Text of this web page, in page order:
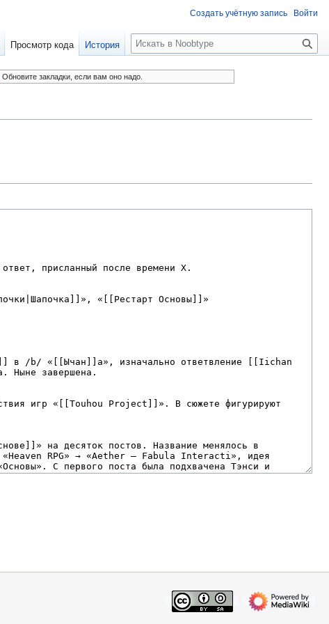
. Обновите закладки, если вам оно надо.
Создать учётную запись Войти
Просмотр кода История
П
о
и
с